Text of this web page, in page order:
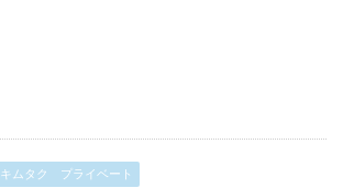
キムタク プライベート